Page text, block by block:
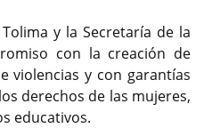
y la Secretaría de la
con la creación de
violencias y con garantías
derechos de las mujeres,
educativos.